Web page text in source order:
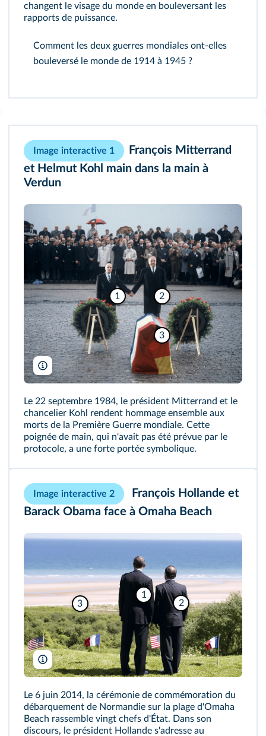
changent le visage du monde en bouleversant les
rapports de puissance.
Comment les deux guerres mondiales ont‑elles
bouleversé le monde de 1914 à 1945 ?
Image interactive 1
François Mitterrand
et Helmut Kohl main dans la main à
Verdun
1 2
3
Bundesarchiv
Le 22 septembre 1984, le président Mitterrand et le
chancelier Kohl rendent hommage ensemble aux
morts de la Première Guerre mondiale. Cette
poignée de main, qui n'avait pas été prévue par le
protocole, a une forte portée symbolique.
Image interactive 2
François Hollande et
Barack Obama face à Omaha Beach
1
2
3
Saul Loeb/AFP
Le 6 juin 2014, la cérémonie de commémoration du
débarquement de Normandie sur la plage d'Omaha
Beach rassemble vingt chefs d'État. Dans son
discours, le président Hollande s'adresse au